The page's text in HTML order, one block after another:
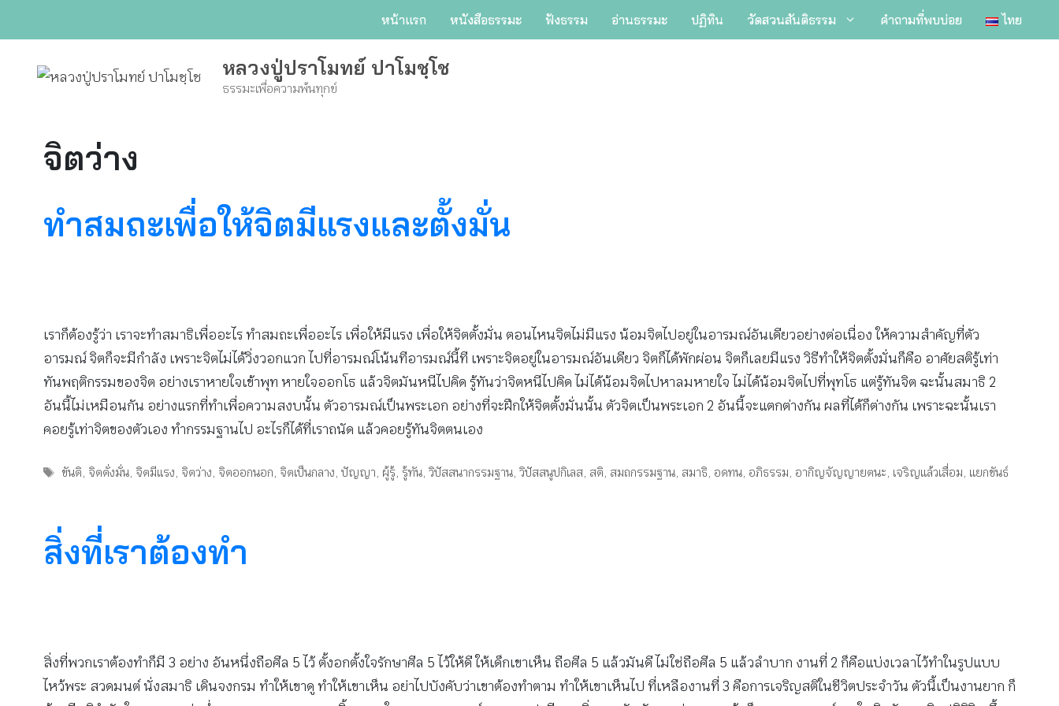
หน้าแรก หนังสือธรรมะ ฟังธรรม อ่านธรรมะ ปฏิทิน วัดสวนสันติธรรม คำถามที่พบบ่อย ไทย
หลวงปู่ปราโมทย์ ปาโมชฺโช
ธรรมะเพื่อความพ้นทุกข์
จิตว่าง
ทำสมถะเพื่อให้จิตมีแรงและตั้งมั่น
เราก็ต้องรู้ว่า เราจะทำสมาธิเพื่ออะไร ทำสมถะเพื่ออะไร เพื่อให้มีแรง เพื่อให้จิตตั้งมั่น ตอนไหนจิตไม่มีแรง น้อมจิตไปอยู่ในอารมณ์อันเดียวอย่างต่อเนื่อง ให้ความสำคัญที่ตัว
อารมณ์ จิตก็จะมีกำลัง เพราะจิตไม่ได้วิ่งวอกแวก ไปที่อารมณ์โน้นทีอารมณ์นี้ที เพราะจิตอยู่ในอารมณ์อันเดียว จิตก็ได้พักผ่อน จิตก็เลยมีแรง วิธีทำให้จิตตั้งมั่นก็คือ อาศัยสติรู้เท่า
ทันพฤติกรรมของจิต อย่างเราหายใจเข้าพุท หายใจออกโธ แล้วจิตมันหนีไปคิด รู้ทันว่าจิตหนีไปคิด ไม่ได้น้อมจิตไปหาลมหายใจ ไม่ได้น้อมจิตไปที่พุทโธ แต่รู้ทันจิต ฉะนั้นสมาธิ 2
อันนี้ไม่เหมือนกัน อย่างแรกที่ทำเพื่อความสงบนั้น ตัวอารมณ์เป็นพระเอก อย่างที่จะฝึกให้จิตตั้งมั่นนั้น ตัวจิตเป็นพระเอก 2 อันนี้จะแตกต่างกัน ผลที่ได้ก็ต่างกัน เพราะฉะนั้นเรา
คอยรู้เท่าจิตของตัวเอง ทำกรรมฐานไป อะไรก็ได้ที่เราถนัด แล้วคอยรู้ทันจิตตนเอง
Tags
ขันติ, จิตตั่งมั่น, จิตมีแรง, จิตว่าง, จิตออกนอก, จิตเป็นกลาง,ปัญญา, ผู้รู้, รู้ทัน,วิปัสสนากรรมฐาน,วิปัสสนูปกิเลส, สติ, สมถกรรมฐาน, สมาธิ, อดทน, อภิธรรม, อากิญจัญญายตนะ, เจริญแล้วเสื่อม, แยกขันธ์
สิ่งที่เราต้องทำ
สิ่งที่พวกเราต้องทำก็มี 3 อย่าง อันหนึ่งถือศีล 5 ไว้ ตั้งอกตั้งใจรักษาศีล 5 ไว้ให้ดี ให้เด็กเขาเห็น ถือศีล 5 แล้วมันดี ไม่ใช่ถือศีล 5 แล้วลำบาก งานที่ 2 ก็คือแบ่งเวลาไว้ทำในรูปแบบ
ไหว้พระ สวดมนต์ นั่งสมาธิ เดินจงกรม ทำให้เขาดู ทำให้เขาเห็น อย่าไปบังคับว่าเขาต้องทำตาม ทำให้เขาเห็นไป ที่เหลืองานที่ 3 คือการเจริญสติในชีวิตประจำวัน ตัวนี้เป็นงานยาก ก็